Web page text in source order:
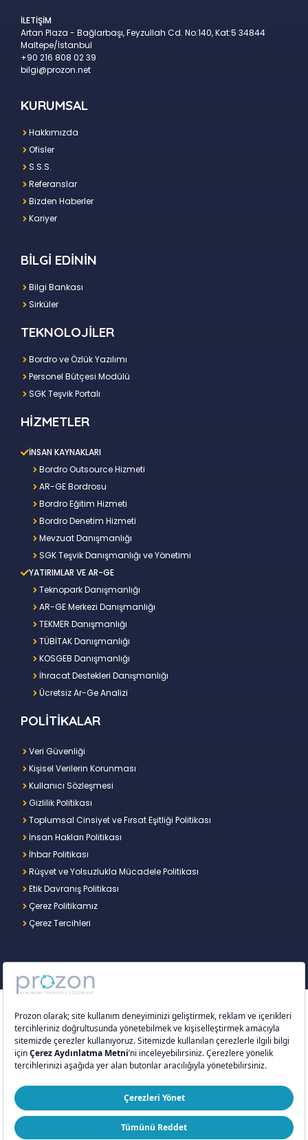
İLETİŞİM
Artan Plaza - Bağlarbaşı, Feyzullah Cd. No:140, Kat:5 34844
Maltepe/İstanbul
+90 216 808 02 39
bilgi@prozon.net
KURUMSAL
Hakkımızda
Ofisler
S.S.S.
Referanslar
Bizden Haberler
Kariyer
BİLGİ EDİNİN
Bilgi Bankası
Sirküler
TEKNOLOJİLER
Bordro ve Özlük Yazılımı
Personel Bütçesi Modülü
SGK Teşvik Portalı
HİZMETLER
İNSAN KAYNAKLARI
Bordro Outsource Hizmeti
AR-GE Bordrosu
Bordro Eğitim Hizmeti
Bordro Denetim Hizmeti
Mevzuat Danışmanlığı
SGK Teşvik Danışmanlığı ve Yönetimi
YATIRIMLAR VE AR-GE
Teknopark Danışmanlığı
AR-GE Merkezi Danışmanlığı
TEKMER Danışmanlığı
TÜBİTAK Danışmanlığı
KOSGEB Danışmanlığı
İhracat Destekleri Danışmanlığı
Ücretsiz Ar-Ge Analizi
POLİTİKALAR
Veri Güvenliği
Kişisel Verilerin Korunması
Kullanıcı Sözleşmesi
Gizlilik Politikası
Toplumsal Cinsiyet ve Fırsat Eşitliği Politikası
İnsan Hakları Politikası
İhbar Politikası
Rüşvet ve Yolsuzlukla Mücadele Politikası
Etik Davranış Politikası
Çerez Politikamız
Çerez Tercihleri
Copyright © 2026 – Prozon. Prozon markası ve
Prozon Kurumsal Teknoloji Çözümleri Anonim
Şirketi,Proventus Danışmanlık Limited Şirketi’nin
tescilli markası ve teknoloji şirketidir.